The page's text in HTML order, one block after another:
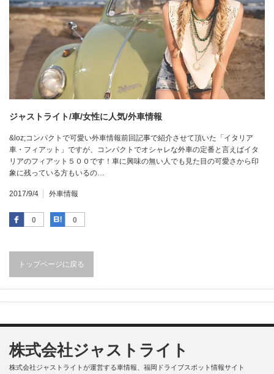
ジャストライト/車/女性に人気/外車情報
&loz;コンパクトで可愛い外車情報前回記事で紹介させて頂いた「イタリア
車・フィアット」ですが、コンパクトでオシャレな外車の定番と言えばイタ
リアのフィアット５００です！車に興味の無い人でも見た目の可愛さから印
象に残っている方もいるの…
2017/9/4 外車情報
0
Facebook 0
はてなブックマーク
トップページに戻る
株式会社ジャストライト
株式会社ジャストライトが運営する車情報、福岡ドライブスポット情報サイト